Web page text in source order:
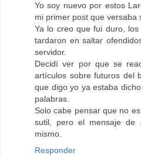
Yo soy nuevo por estos
mi primer post que versaba
Ya lo creo que fui duro,
tardaron en saltar
servidor.
Decidí ver por que se
artículos sobre futuros del
que digo yo ya estaba
palabras.
Solo cabe pensar que no
sutil, pero el mensaje de
mismo.
Responder